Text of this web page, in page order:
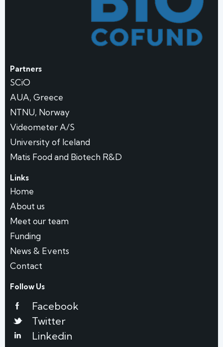
Partners
SCiO
AUA, Greece
NTNU, Norway
Videometer A/S
University of Iceland
Matis Food and Biotech R&D
Links
Home
About us
Meet our team
Funding
News & Events
Contact
Follow Us
Facebook
Twitter
Linkedin